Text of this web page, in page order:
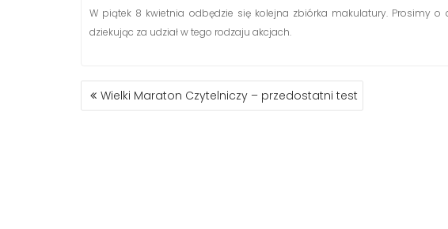
W piątek 8 kwietnia odbędzie się kolejna zbiórka makulatury. Prosimy o
dziekując za udział w tego rodzaju akcjach.
NAWIGACJA
WPISU
Wielki Maraton Czytelniczy – przedostatni test